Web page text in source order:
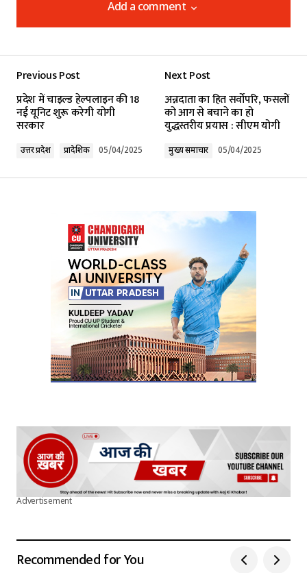
Add a comment
Add a comment
Required fields are marked*
Your Name*
Your E-mail*
Submit Comment
Previous Post
प्रदेश में चाइल्ड हेल्पलाइन की 18
नई यूनिट शुरू करेगी योगी
सरकार
उत्तर प्रदेश प्रादेशिक 05/04/2025
Next Post
अन्नदाता का हित सर्वोपरि, फसलों
को आग से बचाने का हो
युद्धस्तरीय प्रयास : सीएम योगी
मुख्य समाचार 05/04/2025
Advertisement
Recommended for You